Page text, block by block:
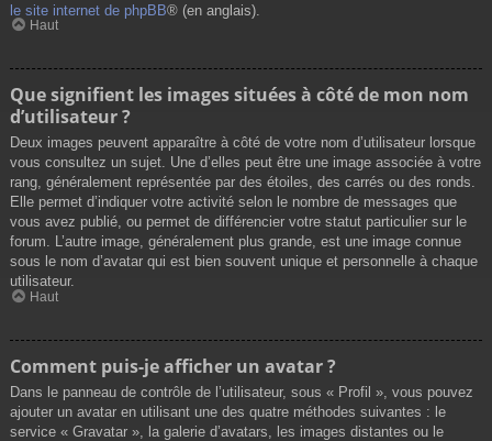
le site internet de phpBB® (en anglais).
Haut
Que signifient les images situées à côté de mon nom
d’utilisateur ?
Deux images peuvent apparaître à côté de votre nom d’utilisateur lorsque
vous consultez un sujet. Une d’elles peut être une image associée à votre
rang, généralement représentée par des étoiles, des carrés ou des ronds.
Elle permet d’indiquer votre activité selon le nombre de messages que
vous avez publié, ou permet de différencier votre statut particulier sur le
forum. L’autre image, généralement plus grande, est une image connue
sous le nom d’avatar qui est bien souvent unique et personnelle à chaque
utilisateur.
Haut
Comment puis-je afficher un avatar ?
Dans le panneau de contrôle de l’utilisateur, sous « Profil », vous pouvez
ajouter un avatar en utilisant une des quatre méthodes suivantes : le
service « Gravatar », la galerie d’avatars, les images distantes ou le